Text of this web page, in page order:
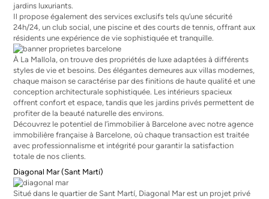
jardins luxuriants.
Il propose également des services exclusifs tels qu’une sécurité
24h/24, un club social, une piscine et des courts de tennis, offrant aux
résidents une expérience de vie sophistiquée et tranquille.
À La Mallola, on trouve des propriétés de luxe adaptées à différents
styles de vie et besoins. Des élégantes demeures aux villas modernes,
chaque maison se caractérise par des finitions de haute qualité et une
conception architecturale sophistiquée. Les intérieurs spacieux
offrent confort et espace, tandis que les jardins privés permettent de
profiter de la beauté naturelle des environs.
Découvrez le potentiel de l’immobilier à Barcelone avec notreagence
immobilière française à Barcelone, où chaque transaction est traitée
avec professionnalisme et intégrité pour garantir la satisfaction
totale de nos clients.
Diagonal Mar (Sant Martí)
Situé dans le quartier de Sant Martí, Diagonal Mar est un projet privé